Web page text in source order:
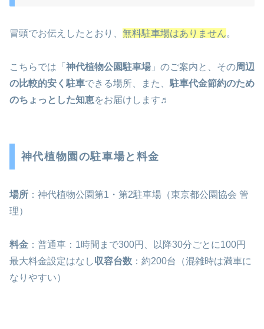
冒頭でお伝えしたとおり、 無料駐車場はありません。
こちらでは「 神代植物公園駐車場 」のご案内と、その周辺
の比較的安く駐車できる場所、また、 駐車代金節約のため
のちょっとした知恵をお届けします♬
神代植物園の駐車場と料金
場所 ：神代植物公園第1・第2駐車場（東京都公園協会 管
理）
料金 ：普通車：1時間まで300円、以降30分ごとに100円
最大料金設定はなし収容台数 ：約200台（混雑時は満車に
なりやすい）